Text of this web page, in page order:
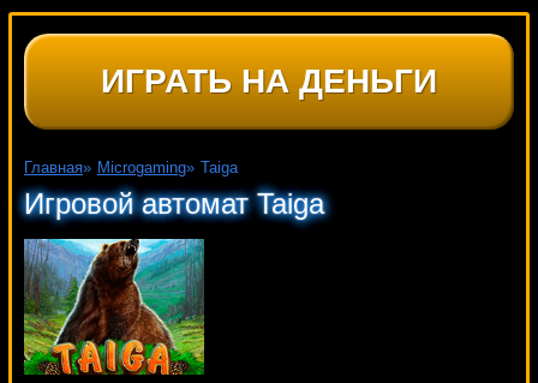
ИГРАТЬ НА ДЕНЬГИ
Главная» Microgaming» Taiga
Игровой автомат Taiga